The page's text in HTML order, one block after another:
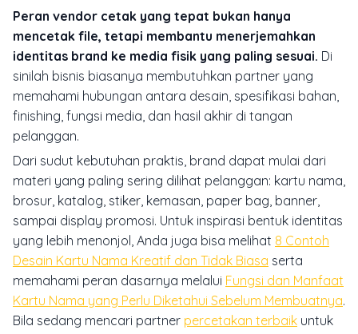
Peran vendor cetak yang tepat bukan hanya
mencetak file, tetapi membantu menerjemahkan
identitas brand ke media fisik yang paling sesuai. Di
sinilah bisnis biasanya membutuhkan partner yang
memahami hubungan antara desain, spesifikasi bahan,
finishing, fungsi media, dan hasil akhir di tangan
pelanggan.
Dari sudut kebutuhan praktis, brand dapat mulai dari
materi yang paling sering dilihat pelanggan: kartu nama,
brosur, katalog, stiker, kemasan, paper bag, banner,
sampai display promosi. Untuk inspirasi bentuk identitas
yang lebih menonjol, Anda juga bisa melihat 8 Contoh
Desain Kartu Nama Kreatif dan Tidak Biasa serta
memahami peran dasarnya melalui Fungsi dan Manfaat
Kartu Nama yang Perlu Diketahui Sebelum Membuatnya.
Bila sedang mencari partner percetakan terbaik untuk